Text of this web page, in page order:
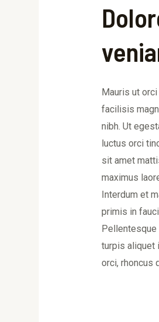
Mauris ut
facilisis
nibh. Ut
luctus orci
sit amet
maximus
Interdum et
primis in
turpis aliquet
orci, rhoncus